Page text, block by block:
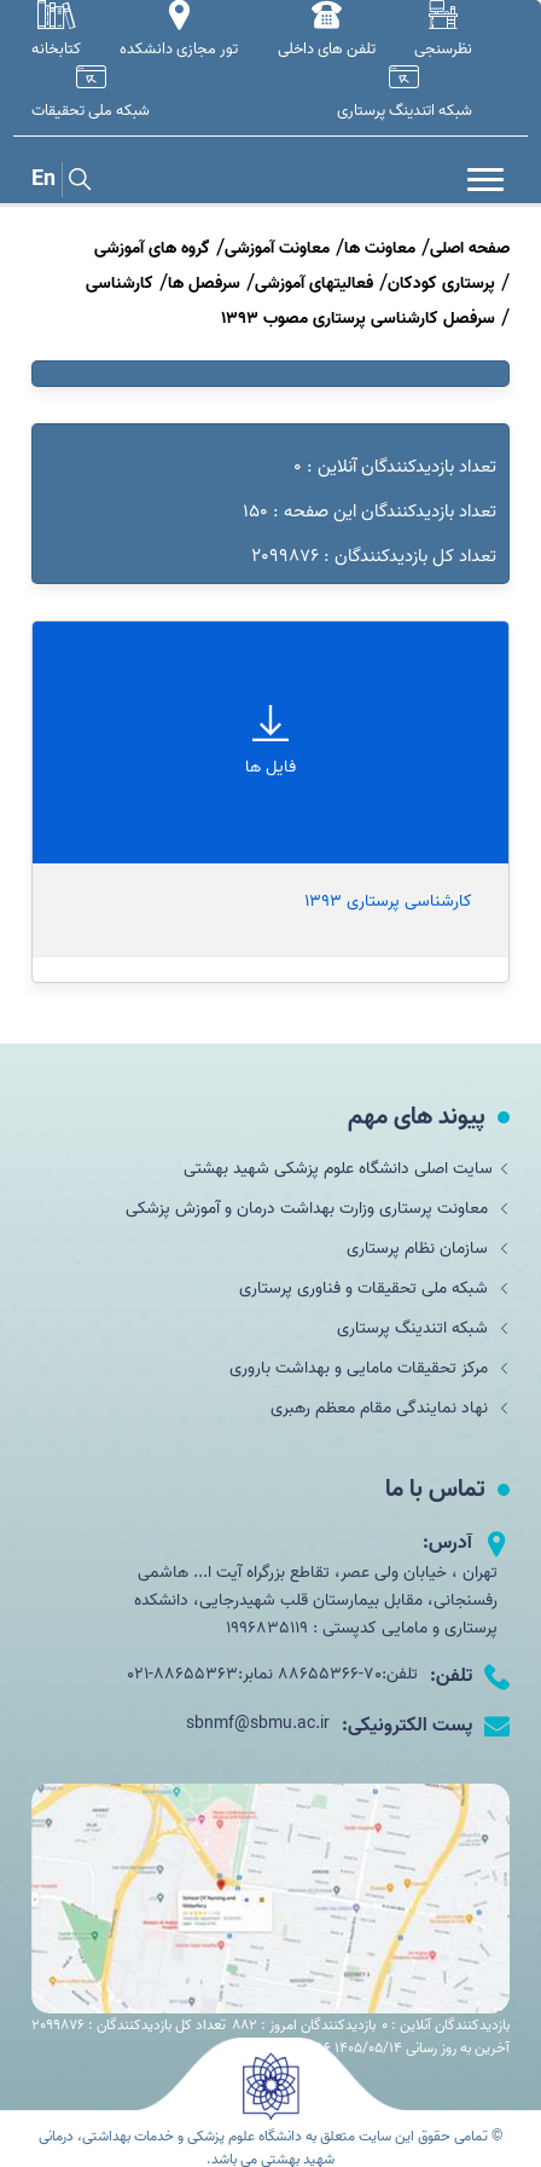
نظرسنجی تلفن های داخلی تور مجازی دانشکده کتابخانه
شبکه اتندینگ پرستاری شبکه ملی تحقيقات
En
صفحه اصلی معاونت ها معاونت آموزشی گروه های آموزشی
پرستاری کودکان فعالیتهای آموزشی سرفصل ها کار‌شناسی
سرفصل کار‌شناسی پرستاری مصوب 1393
تعداد بازدیدکنندگان آنلاین : 0
تعداد بازدیدکنندگان این صفحه : 150
تعداد کل بازدیدکنندگان : 2099876
فایل ها
کارشناسی پرستاری 1393
پیوند های مهم
سایت اصلی دانشگاه علوم پزشکی شهید بهشتی
معاونت پرستاری وزارت بهداشت درمان و آموزش پزشکی
سازمان نظام پرستاری
شبکه ملی تحقيقات و فناوری پرستاری
شبکه اتندینگ پرستاری
مرکز تحقیقات مامایی و بهداشت باروری
نهاد نمایندگی مقام معظم رهبری
تماس با ما
آدرس:
تهران ، خیابان ولی عصر، تقاطع بزرگراه آیت ا... هاشمی
رفسنجانی، مقابل بیمارستان قلب شهیدرجایی، دانشکده
پرستاری و مامایی کدپستی : 1996835119
تلفن: تلفن:70-88655366 نمابر:88655363-021
پست الکترونیکی: sbnmf@sbmu.ac.ir
بازدیدکنندگان آنلاین : 0 بازدیدکنندگان امروز : 882
تعداد کل بازدیدکنندگان : 2099876
آخرین به روز رسانی 1405/05/14 11:56
© تمامی حقوق این سایت متعلق به دانشگاه علوم پزشکی و خدمات بهداشتی، درمانی
شهید بهشتی می باشد.